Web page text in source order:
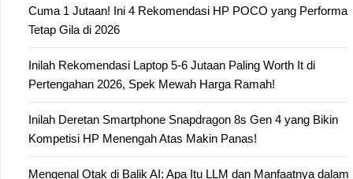
Cuma 1 Jutaan! Ini 4 Rekomendasi HP POCO yang Performa
Tetap Gila di 2026
Inilah Rekomendasi Laptop 5-6 Jutaan Paling Worth It di
Pertengahan 2026, Spek Mewah Harga Ramah!
Inilah Deretan Smartphone Snapdragon 8s Gen 4 yang Bikin
Kompetisi HP Menengah Atas Makin Panas!
Mengenal Otak di Balik AI: Apa Itu LLM dan Manfaatnya dalam